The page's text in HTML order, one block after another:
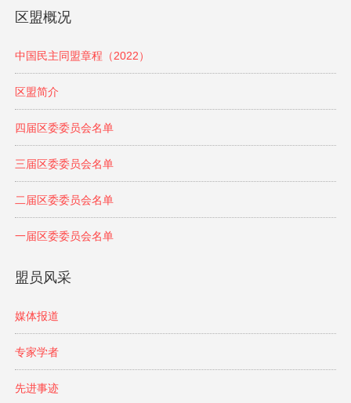
区盟概况
中国民主同盟章程（2022）
区盟简介
四届区委委员会名单
三届区委委员会名单
二届区委委员会名单
一届区委委员会名单
盟员风采
媒体报道
专家学者
先进事迹